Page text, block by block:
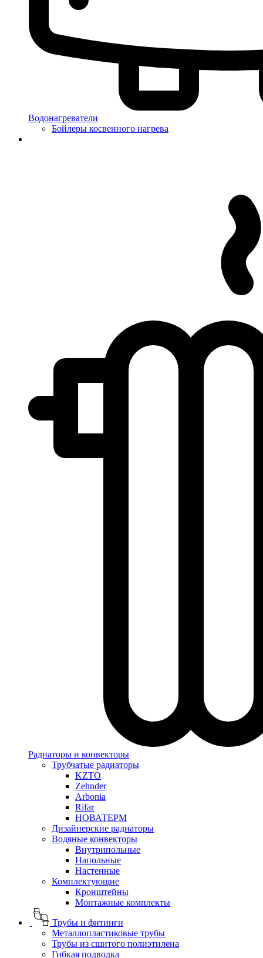
Водонагреватели
Бойлеры косвенного нагрева
Радиаторы и конвекторы
Трубчатые радиаторы
KZTO
Zehnder
Arbonia
Rifar
НОВАТЕРМ
Дизайнерские радиаторы
Водяные конвекторы
Внутрипольные
Напольные
Настенные
Комплектующие
Кронштейны
Монтажные комплекты
Трубы и фитинги
Металлопластиковые трубы
Трубы из сшитого полиэтилена
Гибкая подводка